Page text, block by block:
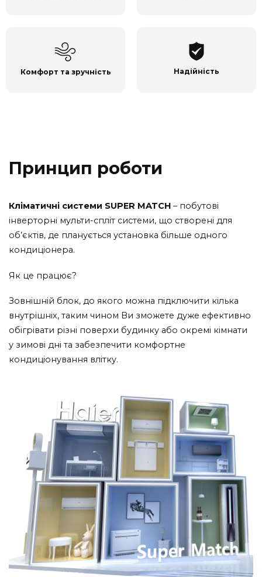
Комфорт та зручність Надійність
Принцип роботи
Кліматичні системи SUPER MATCH – побутові
інверторні мульти-спліт системи, що створені для
об’єктів, де планується установка більше одного
кондиціонера.
Як це працює?
Зовнішній блок, до якого можна підключити кілька
внутрішніх, таким чином Ви зможете дуже ефективно
обігрівати різні поверхи будинку або окремі кімнати
у зимові дні та забезпечити комфортне
кондиціонування влітку.